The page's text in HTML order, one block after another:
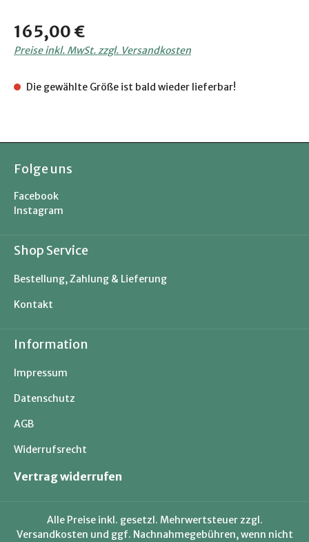
Regulärer Preis:
165,00 €
Preise inkl. MwSt. zzgl. Versandkosten
Die gewählte Größe ist bald wieder lieferbar!
Folge uns
Facebook
Instagram
Shop Service
Bestellung, Zahlung & Lieferung
Kontakt
Information
Impressum
Datenschutz
AGB
Widerrufsrecht
Vertrag widerrufen
Alle Preise inkl. gesetzl. Mehrwertsteuer zzgl.
Versandkosten und ggf. Nachnahmegebühren, wenn nicht